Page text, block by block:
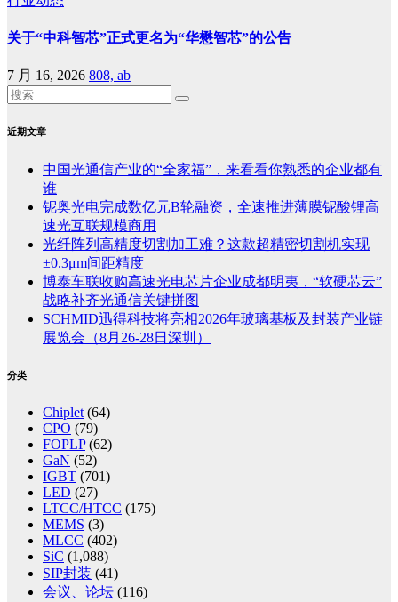
关于“中科智芯”正式更名为“华懋智芯”的公告
7 月 16, 2026 808, ab
近期文章
中国光通信产业的“全家福”，来看看你熟悉的企业都有
谁
铌奥光电完成数亿元B轮融资，全速推进薄膜铌酸锂高
速光互联规模商用
光纤阵列高精度切割加工难？这款超精密切割机实现
±0.3μm间距精度
博泰车联收购高速光电芯片企业成都明夷，“软硬芯云”
战略补齐光通信关键拼图
SCHMID迅得科技将亮相2026年玻璃基板及封装产业链
展览会（8月26-28日深圳）
分类
Chiplet (64)
CPO (79)
FOPLP(62)
GaN (52)
IGBT (701)
LED (27)
LTCC/HTCC (175)
MEMS (3)
MLCC (402)
SiC (1,088)
SIP封装 (41)
会议、论坛 (116)